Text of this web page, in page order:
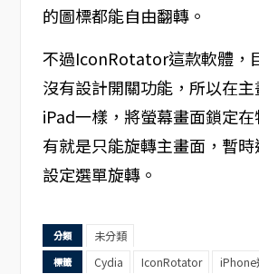
的圖標都能自由翻轉。
不過IconRotator這款軟體，
沒有設計開關功能，所以在
iPad一樣，將螢幕畫面鎖定
有就是只能旋轉主畫面，暫
設定選單旋轉。
分類 未分類
標籤 Cydia IconRotator iPhone